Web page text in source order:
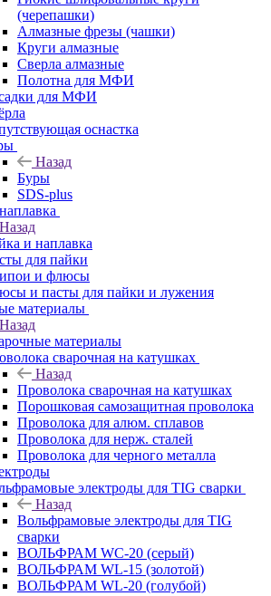
(черепашки)
Алмазные фрезы (чашки)
Круги алмазные
Сверла алмазные
Полотна для МФИ
для МФИ
оснастка
Назад
Буры
SDS-plus
Назад
и наплавка
для пайки
и флюсы
и пасты для пайки и лужения
материалы
Назад
материалы
сварочная на катушках
Назад
Проволока сварочная на катушках
Порошковая самозащитная проволока
Проволока для алюм. сплавов
Проволока для нерж. сталей
Проволока для черного металла
электроды для TIG сварки
Назад
Вольфрамовые электроды для TIG
сварки
ВОЛЬФРАМ WC-20 (серый)
ВОЛЬФРАМ WL-15 (золотой)
ВОЛЬФРАМ WL-20 (голубой)